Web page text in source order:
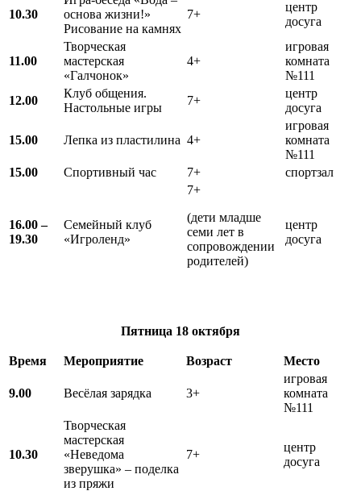
10.30
основа жизни!»
Рисование на камнях
7+
центр
досуга
11.00
Творческая
мастерская
«Галчонок»
4+
игровая
комната
№111
12.00
Клуб общения.
Настольные игры
7+
центр
досуга
15.00 Лепка из пластилина 4+
игровая
комната
№111
15.00
Спортивный час 7+ спортзал
16.00 –
19.30
Семейный клуб
«Игроленд»
7+
(дети младше
семи лет в
сопровождении
родителей)
центр
досуга
Пятница 18 октября
Время Мероприятие Возраст Место
9.00 Весёлая зарядка 3+
игровая
комната
№111
10.30
Творческая
мастерская
«Неведома
зверушка» – поделка
из пряжи
7+
центр
досуга